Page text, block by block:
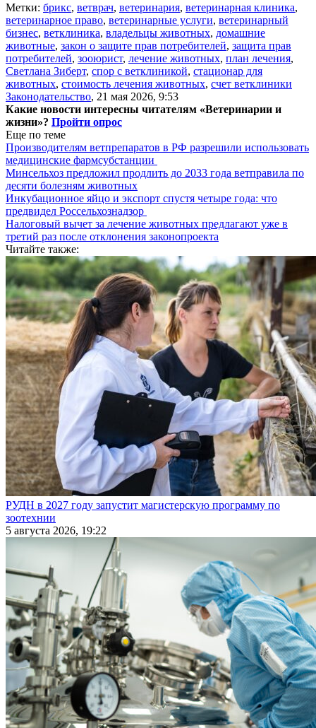
Метки: брикс, ветврач, ветеринария, ветеринарная клиника,
ветеринарное право, ветеринарные услуги, ветеринарный
бизнес, ветклиника, владельцы животных, домашние
животные, закон о защите прав потребителей, защита прав
потребителей, зооюрист, лечение животных, план лечения,
Светлана Зиберт, спор с ветклиникой, стационар для
животных, стоимость лечения животных, счет ветклиники
Законодательство, 21 мая 2026, 9:53
Какие новости интересны читателям «Ветеринарии и
жизни»? Пройти опрос
Еще по теме
Производителям ветпрепаратов в РФ разрешили использовать
медицинские фармсубстанции
Минсельхоз предложил продлить до 2033 года ветправила по
десяти болезням животных
Инкубационное яйцо и экспорт спустя четыре года: что
предвидел Россельхознадзор
Налоговый вычет за лечение животных предлагают уже в
третий раз после отклонения законопроекта
Читайте также:
РУДН в 2027 году запустит магистерскую программу по
зоотехнии
5 августа 2026, 19:22